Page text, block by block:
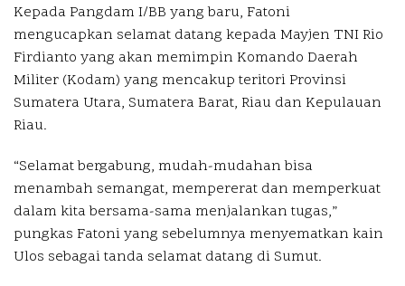
Kepada Pangdam I/BB yang baru, Fatoni
mengucapkan selamat datang kepada Mayjen TNI Rio
Firdianto yang akan memimpin Komando Daerah
Militer (Kodam) yang mencakup teritori Provinsi
Sumatera Utara, Sumatera Barat, Riau dan Kepulauan
Riau.
“Selamat bergabung, mudah-mudahan bisa
menambah semangat, mempererat dan memperkuat
dalam kita bersama-sama menjalankan tugas,”
pungkas Fatoni yang sebelumnya menyematkan kain
Ulos sebagai tanda selamat datang di Sumut.